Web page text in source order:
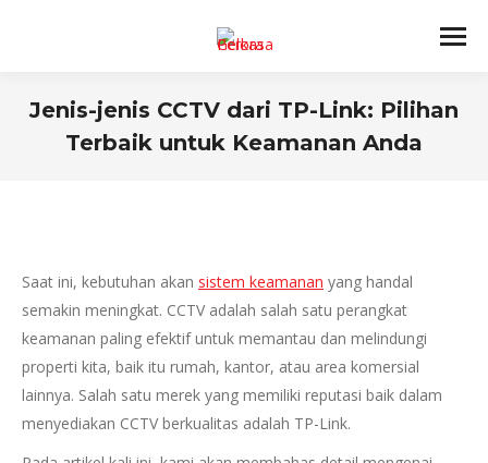
Jenis-jenis CCTV dari TP-Link: Pilihan
Terbaik untuk Keamanan Anda
Saat ini, kebutuhan akan sistem keamanan yang handal
semakin meningkat. CCTV adalah salah satu perangkat
keamanan paling efektif untuk memantau dan melindungi
properti kita, baik itu rumah, kantor, atau area komersial
lainnya. Salah satu merek yang memiliki reputasi baik dalam
menyediakan CCTV berkualitas adalah TP-Link.